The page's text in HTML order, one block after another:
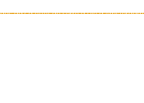
gaz à effet de serre à l'île d'Amsterdam